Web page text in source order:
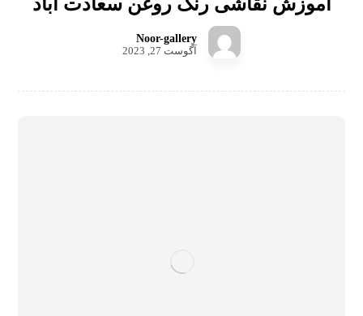
آموزش نقاشی رنگ روغن سعادت آباد
Noor-gallery
آگوست 27, 2023